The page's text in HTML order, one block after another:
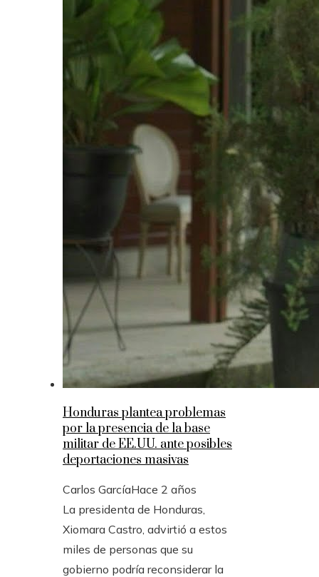
Honduras plantea problemas
por la presencia de la base
militar de EE.UU. ante posibles
deportaciones masivas
Carlos GarcíaHace 2 años
La presidenta de Honduras,
Xiomara Castro, advirtió a estos
miles de personas que su
gobierno podría reconsiderar la